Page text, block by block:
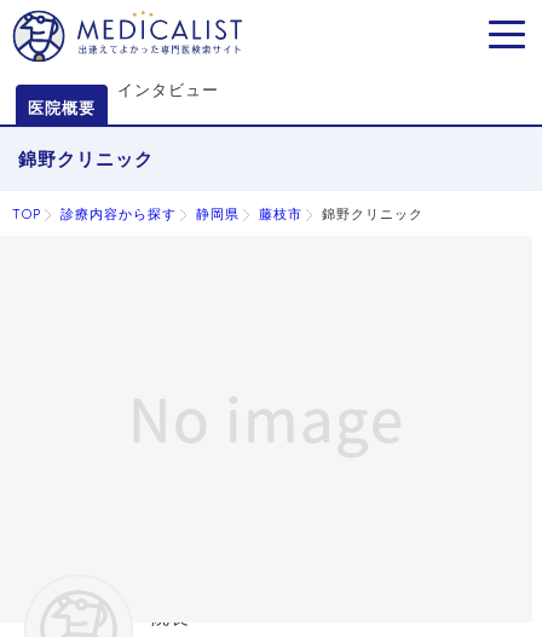
医院概要
インタビュー
錦野クリニック
TOP 診療内容から探す 静岡県 藤枝市 錦野クリニック
院長